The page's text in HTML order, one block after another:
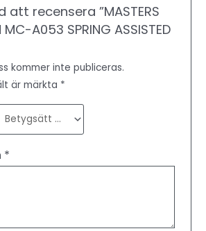
att recensera ”MASTERS
MC-A053 SPRING ASSISTED
kommer inte publiceras.
är märkta *
*